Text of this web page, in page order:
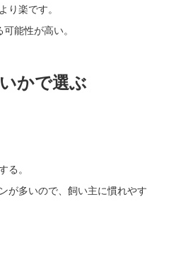
り楽です。
能性が高い。
かで選ぶ
。
が多いので、飼い主に慣れやす